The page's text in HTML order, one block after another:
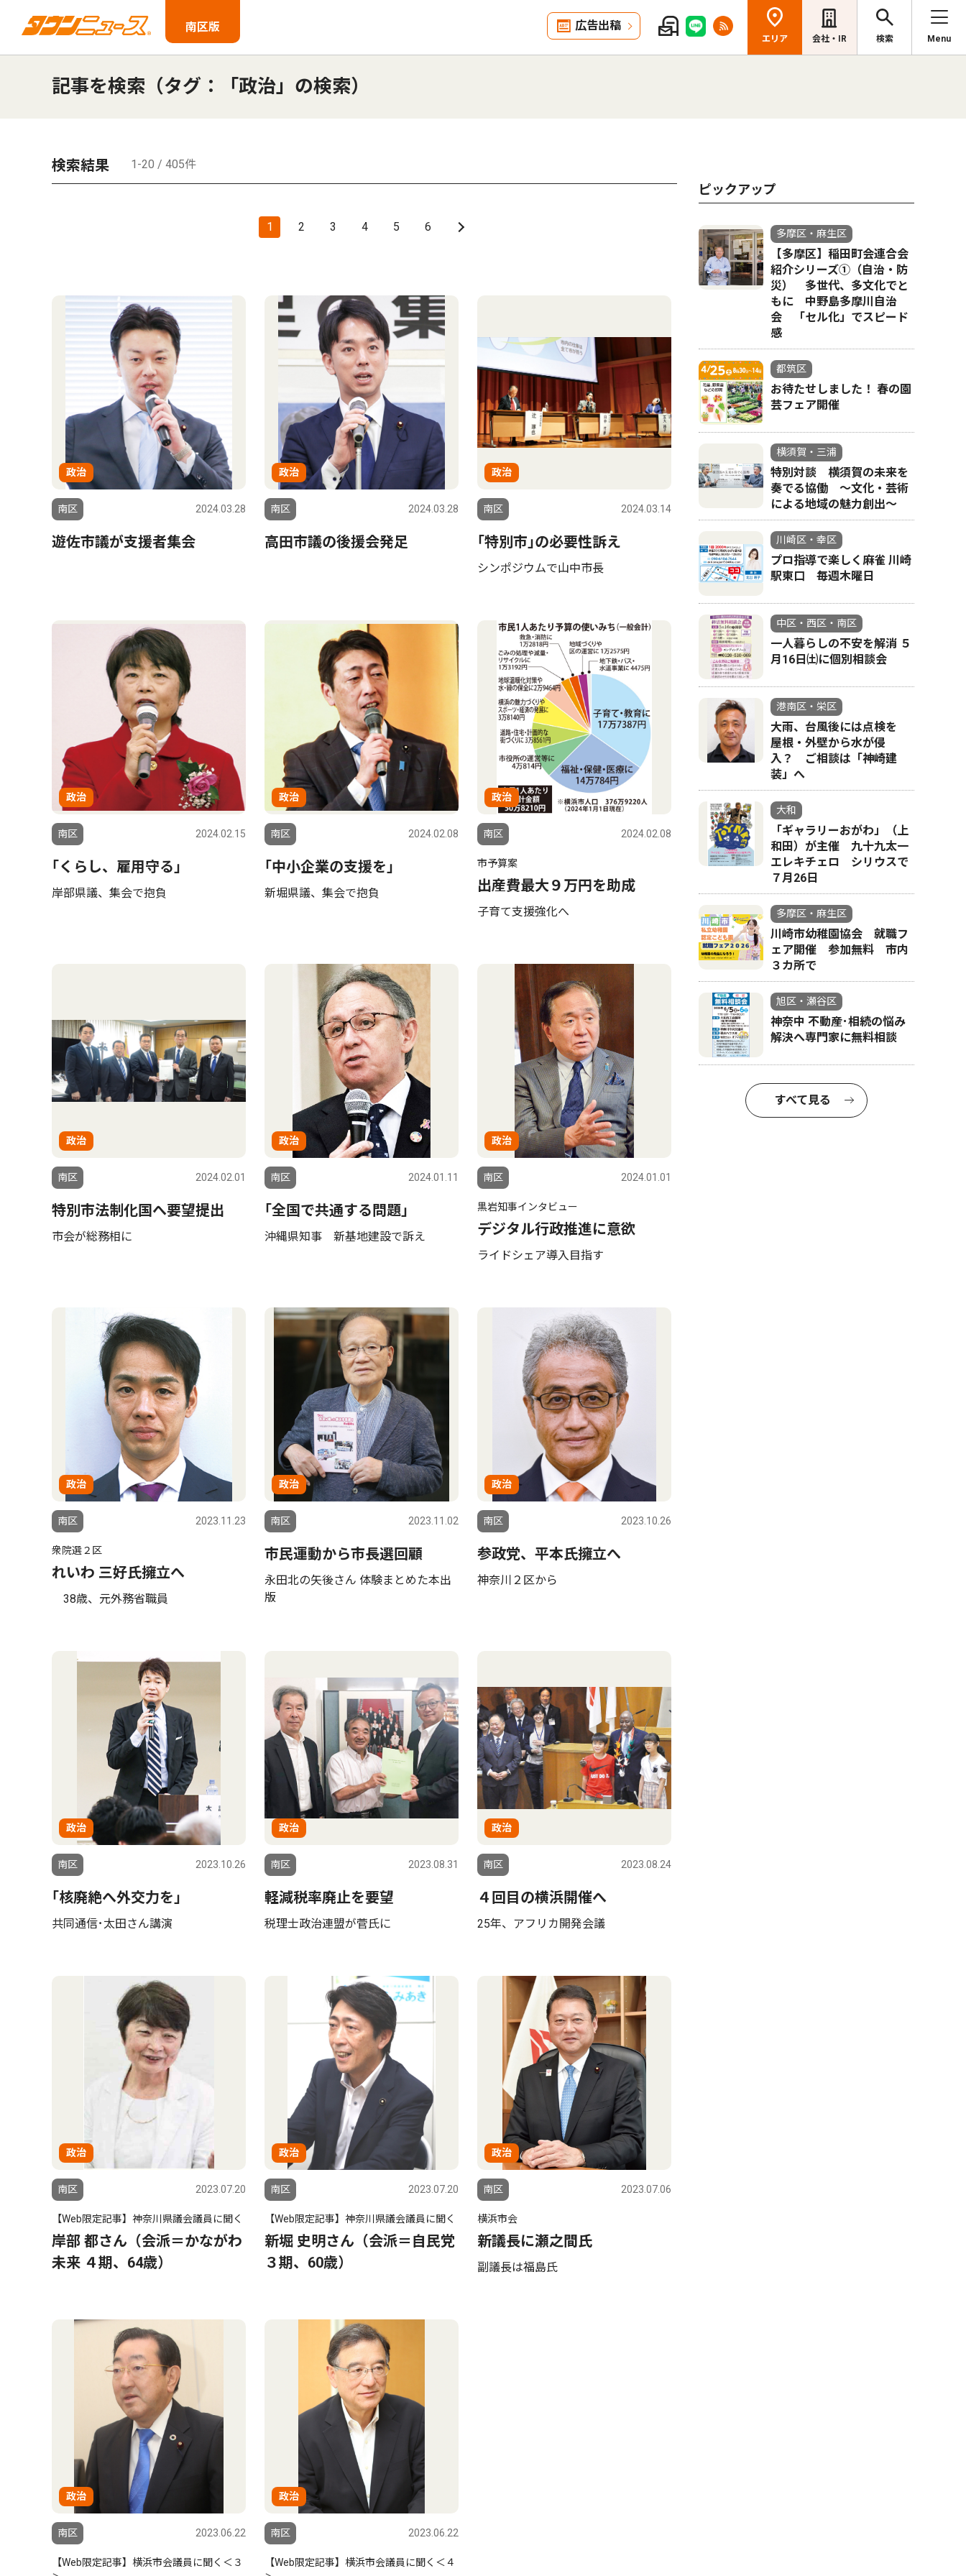
南区版 広告出稿
エリア 会社・IR 検索 Menu
記事を検索（タグ：「政治」の検索）
検索結果 1-20 / 405件
1 2 3 4 5 6
政治
南区 2024.03.28
遊佐市議が支援者集会
政治
南区 2024.03.28
高田市議の後援会発足
政治
南区 2024.03.14
｢特別市｣の必要性訴え
シンポジウムで山中市長
政治
南区 2024.02.15
｢くらし、雇用守る｣
岸部県議、集会で抱負
政治
南区 2024.02.08
｢中小企業の支援を｣
新堀県議、集会で抱負
政治
南区 2024.02.08
市予算案
出産費最大９万円を助成
子育て支援強化へ
政治
南区 2024.02.01
特別市法制化国へ要望提出
市会が総務相に
政治
南区 2024.01.11
｢全国で共通する問題｣
沖縄県知事 新基地建設で訴え
政治
南区 2024.01.01
黒岩知事インタビュー
デジタル行政推進に意欲
ライドシェア導入目指す
政治
南区 2023.11.23
衆院選２区
れいわ 三好氏擁立へ
38歳、元外務省職員
政治
南区 2023.11.02
市民運動から市長選回顧
永田北の矢後さん 体験まとめた本出
版
政治
南区 2023.10.26
参政党、平本氏擁立へ
神奈川２区から
政治
南区 2023.10.26
｢核廃絶へ外交力を｣
共同通信･太田さん講演
政治
南区 2023.08.31
軽減税率廃止を要望
税理士政治連盟が菅氏に
政治
南区 2023.08.24
４回目の横浜開催へ
25年、アフリカ開発会議
政治
南区 2023.07.20
【Web限定記事】神奈川県議会議員に聞く
岸部 都さん（会派＝かながわ
未来 ４期、64歳）
政治
南区 2023.07.20
【Web限定記事】神奈川県議会議員に聞く
新堀 史明さん（会派＝自民党
３期、60歳）
政治
南区 2023.07.06
横浜市会
新議長に瀬之間氏
副議長は福島氏
政治
南区 2023.06.22
【Web限定記事】横浜市会議員に聞く＜３
政治
南区 2023.06.22
【Web限定記事】横浜市会議員に聞く＜４
ピックアップ
多摩区・麻生区
【多摩区】稲田町会連合会
紹介シリーズ①（自治・防
災） 多世代、多文化でと
もに 中野島多摩川自治
会 「セル化」でスピード
感
都筑区
お待たせしました！ 春の園
芸フェア開催
横須賀・三浦
特別対談 横須賀の未来を
奏でる協働 〜文化・芸術
による地域の魅力創出〜
川崎区・幸区
プロ指導で楽しく麻雀 川崎
駅東口 毎週木曜日
中区・西区・南区
一人暮らしの不安を解消 ５
月16日㈯に個別相談会
港南区・栄区
大雨、台風後には点検を
屋根・外壁から水が侵
入？ ご相談は「神崎建
装」へ
大和
「ギャラリーおがわ」（上
和田）が主催 九十九太一
エレキチェロ シリウスで
７月26日
多摩区・麻生区
川崎市幼稚園協会 就職フ
ェア開催 参加無料 市内
３カ所で
旭区・瀬谷区
神奈中 不動産･相続の悩み
解決へ専門家に無料相談
すべて見る